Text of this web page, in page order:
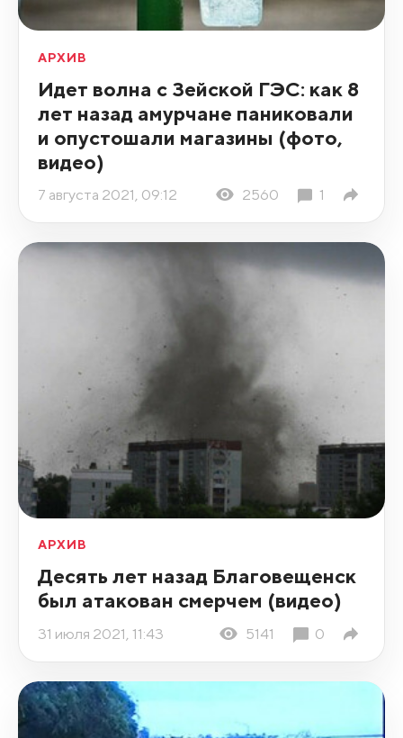
АРХИВ
Идет волна с Зейской ГЭС: как 8
лет назад амурчане паниковали
и опустошали магазины (фото,
видео)
7 августа 2021, 09:12 2560 1
АРХИВ
Десять лет назад Благовещенск
был атакован смерчем (видео)
31 июля 2021, 11:43 5141 0